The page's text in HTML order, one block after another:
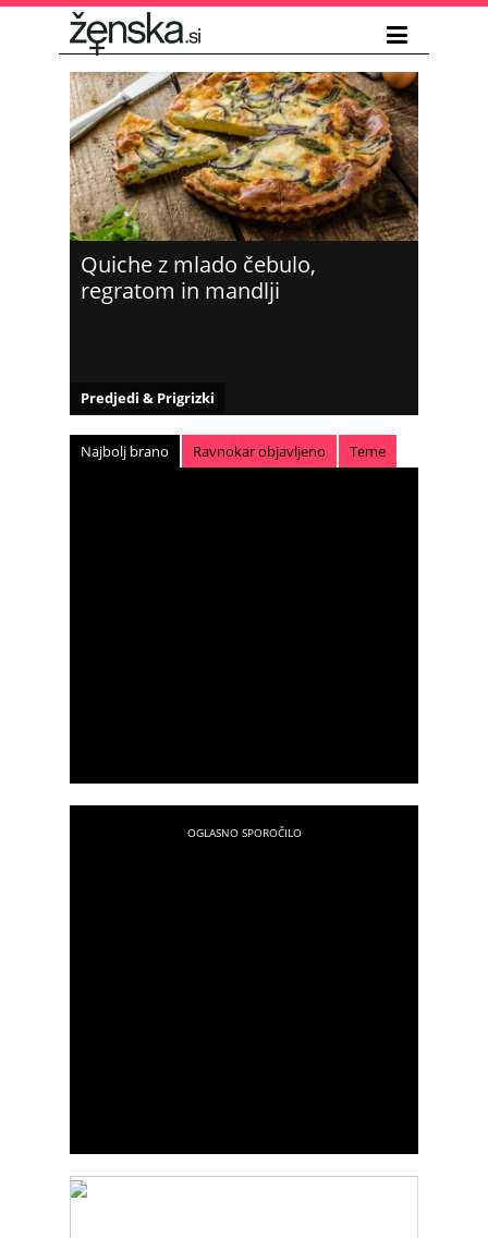
Quiche z mlado čebulo,
regratom in mandlji
Predjedi & Prigrizki
Najbolj brano Ravnokar objavljeno Teme